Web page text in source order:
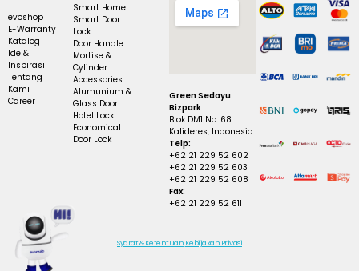
evoshop
E-Warranty
Katalog
Ide &
Inspirasi
Tentang
Kami
Career
Smart Home
Smart Door
Lock
Door Handle
Mortise &
Cylinder
Accessories
Alumunium &
Glass Door
Hotel Lock
Economical
Door Lock
Green Sedayu
Bizpark
Blok DM1 No. 68
Kalideres, Indonesia.
Telp:
+62 21 229 52 602
+62 21 229 52 603
+62 21 229 52 608
Fax:
+62 21 229 52 611
Syarat & Ketentuan Kebijakan Privasi